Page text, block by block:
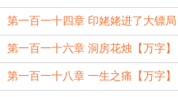
属，不详预感【万字】
第一百一十四章 印姥姥进了大镖局
【万字】
第一百一十六章 洞房花烛【万字】
第一百一十八章 一生之痛【万字】